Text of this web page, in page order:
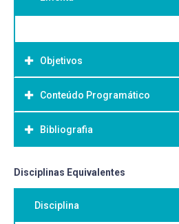
Objetivos
Objetivo Geral:
Conteúdo Programático
Bibliografia
Bibliografia Básica:
Disciplinas Equivalentes
Disciplina